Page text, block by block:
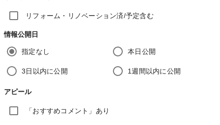
リフォーム・リノベーション済/予定含む
情報公開日
指定なし 本日公開
3日以内に公開 1週間以内に公開
アピール
「おすすめコメント」あり